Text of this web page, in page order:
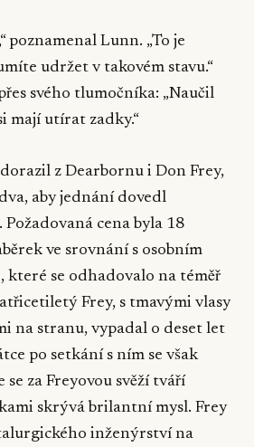
poznamenal Lunn. „To je
udržet v takovém stavu.“
svého tlumočníka: „Naučil
mají utírat zadky.“
z Dearbornu i Don Frey,
aby jednání dovedl
Požadovaná cena byla 18
ve srovnání s osobním
které se odhadovalo na téměř
Frey, s tmavými vlasy
na stranu, vypadal o deset let
po setkání s ním se však
se za Freyovou svěží tváří
skrývá brilantní mysl. Frey
inženýrství na